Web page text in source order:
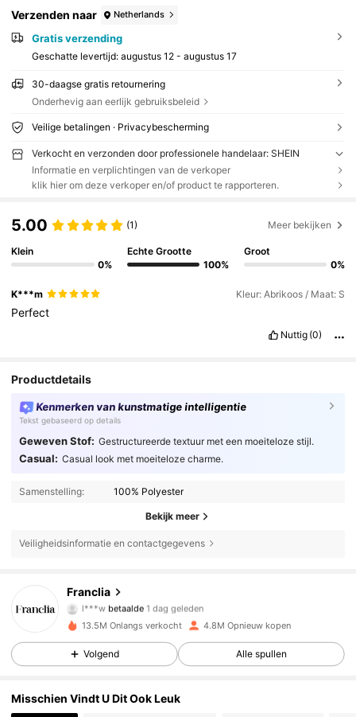
Verzenden naar Netherlands
Gratis verzending
Geschatte levertijd: augustus 12 - augustus 17
30-daagse gratis retournering
Onderhevig aan eerlijk gebruiksbeleid
Veilige betalingen · Privacybescherming
Verkocht en verzonden door professionele handelaar: SHEIN
Informatie en verplichtingen van de verkoper
klik hier om deze verkoper en/of product te rapporteren.
5.00 (1) Meer bekijken
Klein
0%
Echte Grootte
100%
Groot
0%
K***m Kleur: Abrikoos / Maat: S
Perfect
Nuttig (0)
Productdetails
Kenmerken van kunstmatige intelligentie
Tekst gebaseerd op details
Geweven Stof: Gestructureerde textuur met een moeiteloze stijl.
Casual: Casual look met moeiteloze charme.
Samenstelling: 100% Polyester
Bekijk meer
Veiligheidsinformatie en contactgegevens
Franclia
4.72
1.6M Volgers
l***wbetaalde 1 dag geleden
4.72 1.6M Volgers
4.72 1.6M Volgers
13.5M Onlangs verkocht 4.8M Opnieuw kopen
Volgend Alle spullen
Misschien Vindt U Dit Ook Leuk